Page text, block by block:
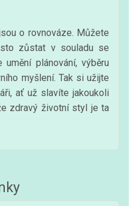
o rovnováze. Můžete
zůstat v souladu se
plánování, výběru
myšlení. Tak si užijte
ať už slavíte jakoukoli
zdravý životní styl je ta